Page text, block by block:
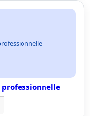
professionnelle